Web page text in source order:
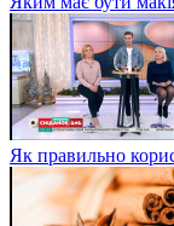
Як правильно